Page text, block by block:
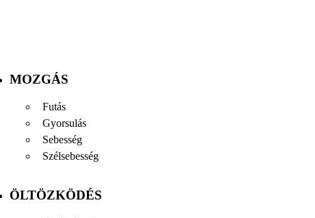
MOZGÁS
Futás
Gyorsulás
Sebesség
Szélsebesség
ÖLTÖZKÖDÉS